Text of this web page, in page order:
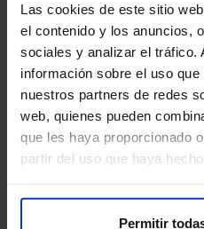
Las cookies de este sitio
el contenido y los anuncios,
sociales y analizar el tráfico.
información sobre el uso
nuestros partners de redes
web, quienes pueden
que les haya proporcionado
partir del uso que haya
Permitir
tratamiento del cáncer de
anteriores. Los avances en
la identificación de
que se aplicannuevas
tratamientos
molecularde cada caso.
introducción de la
paradigma de tratamiento del